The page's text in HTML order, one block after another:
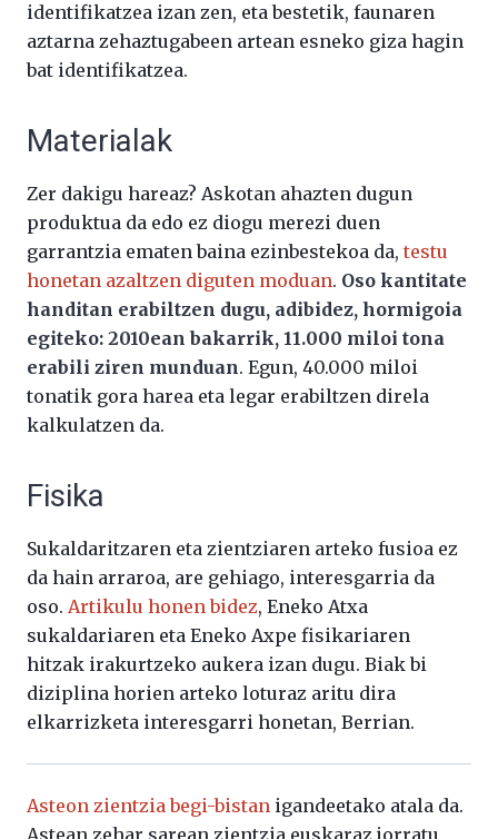
identifikatzea izan zen, eta bestetik, faunaren
aztarna zehaztugabeen artean esneko giza hagin
bat identifikatzea.
Materialak
Zer dakigu hareaz? Askotan ahazten dugun
produktua da edo ez diogu merezi duen
garrantzia ematen baina ezinbestekoa da, testu
honetan azaltzen diguten moduan. Oso kantitate
handitan erabiltzen dugu, adibidez, hormigoia
egiteko: 2010ean bakarrik, 11.000 miloi tona
erabili ziren munduan. Egun, 40.000 miloi
tonatik gora harea eta legar erabiltzen direla
kalkulatzen da.
Fisika
Sukaldaritzaren eta zientziaren arteko fusioa ez
da hain arraroa, are gehiago, interesgarria da
oso. Artikulu honen bidez, Eneko Atxa
sukaldariaren eta Eneko Axpe fisikariaren
hitzak irakurtzeko aukera izan dugu. Biak bi
diziplina horien arteko loturaz aritu dira
elkarrizketa interesgarri honetan, Berrian.
Asteon zientzia begi-bistan igandeetako atala da.
Astean zehar sarean zientzia euskaraz jorratu